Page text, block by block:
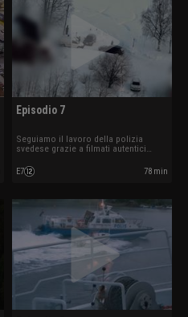
Episodio 7
Seguiamo il lavoro della polizia
svedese grazie a filmati autentici
E7 78 min